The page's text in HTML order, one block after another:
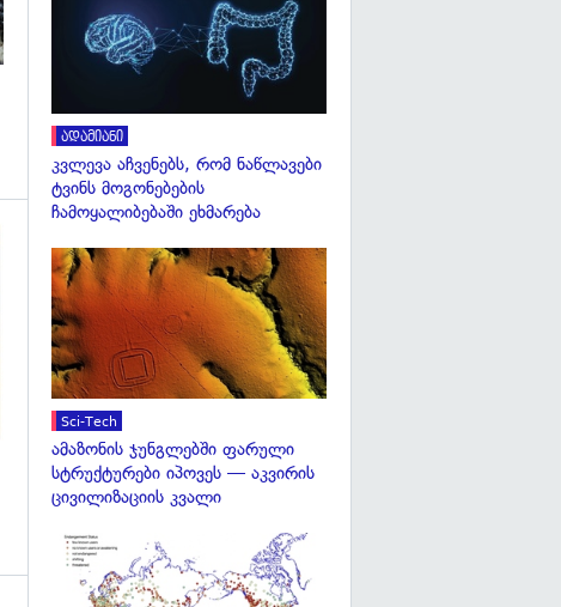
გადახედვა
ადამიანი
კვლევა აჩვენებს, რომ ნაწლავები
ტვინს მოგონებების
ჩამოყალიბებაში ეხმარება
Sci-Tech
ამაზონის ჯუნგლებში ფარული
სტრუქტურები იპოვეს — აკვირის
ცივილიზაციის კვალი